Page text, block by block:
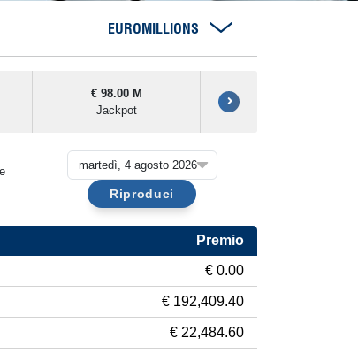
EUROMILLIONS
€ 98.00 M
Jackpot
Riproduci
Premio
€ 0.00
€ 192,409.40
€ 22,484.60